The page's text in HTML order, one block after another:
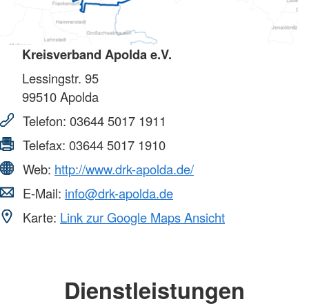
Kreisverband Apolda e.V.
Lessingstr. 95
99510Apolda
Telefon: 03644 5017 1911
Telefax: 03644 5017 1910
Web: http://www.drk-apolda.de/
E-Mail: info@drk-apolda.de
Karte: Link zur Google Maps Ansicht
Dienstleistungen